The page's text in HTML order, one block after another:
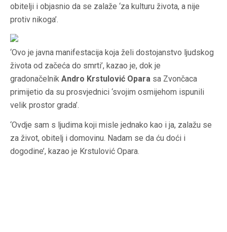
obitelji i objasnio da se zalaže ‘za kulturu života, a nije
protiv nikoga’.
‘Ovo je javna manifestacija koja želi dostojanstvo ljudskog
života od začeća do smrti’, kazao je, dok je
gradonačelnik Andro Krstulović Opara sa Zvončaca
primijetio da su prosvjednici ‘svojim osmijehom ispunili
velik prostor grada’.
‘Ovdje sam s ljudima koji misle jednako kao i ja, zalažu se
za život, obitelj i domovinu. Nadam se da ću doći i
dogodine’, kazao je Krstulović Opara.